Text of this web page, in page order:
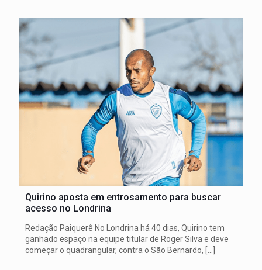
Quirino aposta em entrosamento para buscar
acesso no Londrina
Redação Paiquerê No Londrina há 40 dias, Quirino tem
ganhado espaço na equipe titular de Roger Silva e deve
começar o quadrangular, contra o São Bernardo,